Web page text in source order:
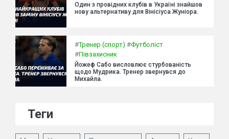
Один з провідних клубів в Україні знайшов
нову альтернативу для Вінісіуса Жуніора.
#Тренер (спорт) #Футболіст
#Півзахисник
Йожеф Сабо висловлює стурбованість
щодо Мудрика. Тренер звернувся до
Михайла.
Теги